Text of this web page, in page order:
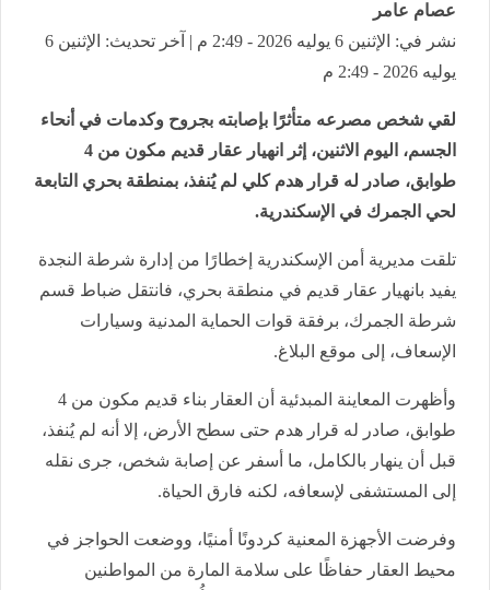
عصام عامر
نشر في: الإثنين 6 يوليه 2026 - 2:49 م | آخر تحديث: الإثنين 6
يوليه 2026 - 2:49 م
لقي شخص مصرعه متأثرًا بإصابته بجروح وكدمات في أنحاء
الجسم، اليوم الاثنين، إثر انهيار عقار قديم مكون من 4
طوابق، صادر له قرار هدم كلي لم يُنفذ، بمنطقة بحري التابعة
لحي الجمرك في الإسكندرية.
تلقت مديرية أمن الإسكندرية إخطارًا من إدارة شرطة النجدة
يفيد بانهيار عقار قديم في منطقة بحري، فانتقل ضباط قسم
شرطة الجمرك، برفقة قوات الحماية المدنية وسيارات
الإسعاف، إلى موقع البلاغ.
وأظهرت المعاينة المبدئية أن العقار بناء قديم مكون من 4
طوابق، صادر له قرار هدم حتى سطح الأرض، إلا أنه لم يُنفذ،
قبل أن ينهار بالكامل، ما أسفر عن إصابة شخص، جرى نقله
إلى المستشفى لإسعافه، لكنه فارق الحياة.
وفرضت الأجهزة المعنية كردونًا أمنيًا، ووضعت الحواجز في
محيط العقار حفاظًا على سلامة المارة من المواطنين